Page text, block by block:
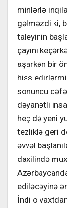
minlərlə
gəlməzdi ki,
taleyinin
çayını
aşarkən bir
hiss
sonuncu
dəyanətli
heç də yeni
tezliklə geri
əvvəl
daxilində
ediləcəyinə
İndi o